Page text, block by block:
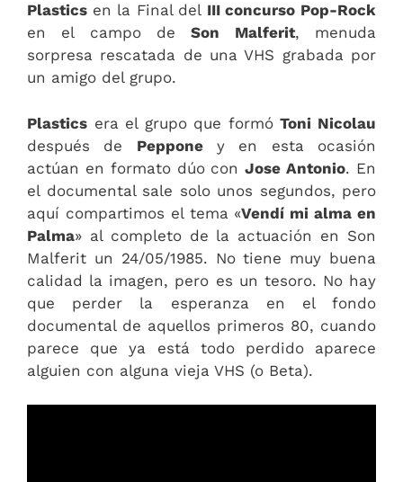
Plastics en la Final del III concurso Pop-Rock
en el campo deSon Malferit, menuda
sorpresa rescatada de una VHS grabada por
un amigo del grupo.
Plastics era el grupo que formóToni Nicolau
después de Pepponey en esta ocasión
actúan en formato dúo conJose Antonio. En
el documental sale solo unos segundos, pero
aquí compartimos el tema «Vendí mi alma en
Palma» al completo de la actuación en Son
Malferit un 24/05/1985. No tiene muy buena
calidad la imagen, pero es un tesoro. No hay
que perder la esperanza en el fondo
documental de aquellos primeros 80, cuando
parece que ya está todo perdido aparece
alguien con alguna vieja VHS (o Beta).